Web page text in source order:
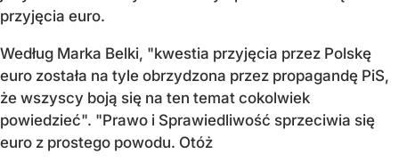
przyjęcia euro.
Według Marka Belki, "kwestia przyjęcia przez Polskę
euro została na tyle obrzydzona przez propagandę PiS,
że wszyscy boją się na ten temat cokolwiek
powiedzieć". "Prawo i Sprawiedliwość sprzeciwia się
euro z prostego powodu. Otóż